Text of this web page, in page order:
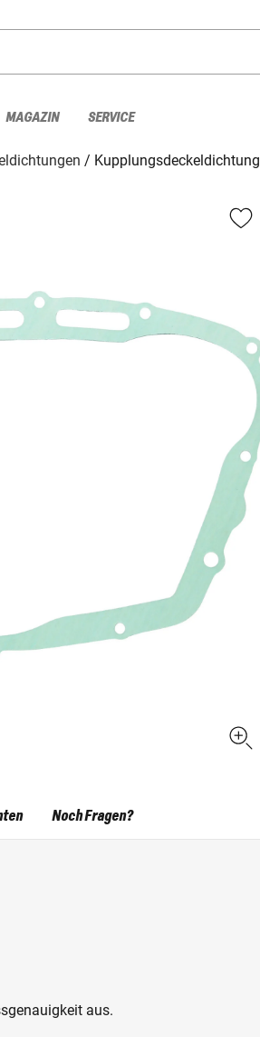
MAGAZIN SERVICE
Kupplungsdeckeldichtung
aus.
Noch Fragen?